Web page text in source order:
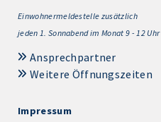
Einwohnermeldestelle zusätzlich
jeden 1. Sonnabend im Monat 9 - 12 Uhr
Ansprechpartner
Weitere Öffnungszeiten
Impressum